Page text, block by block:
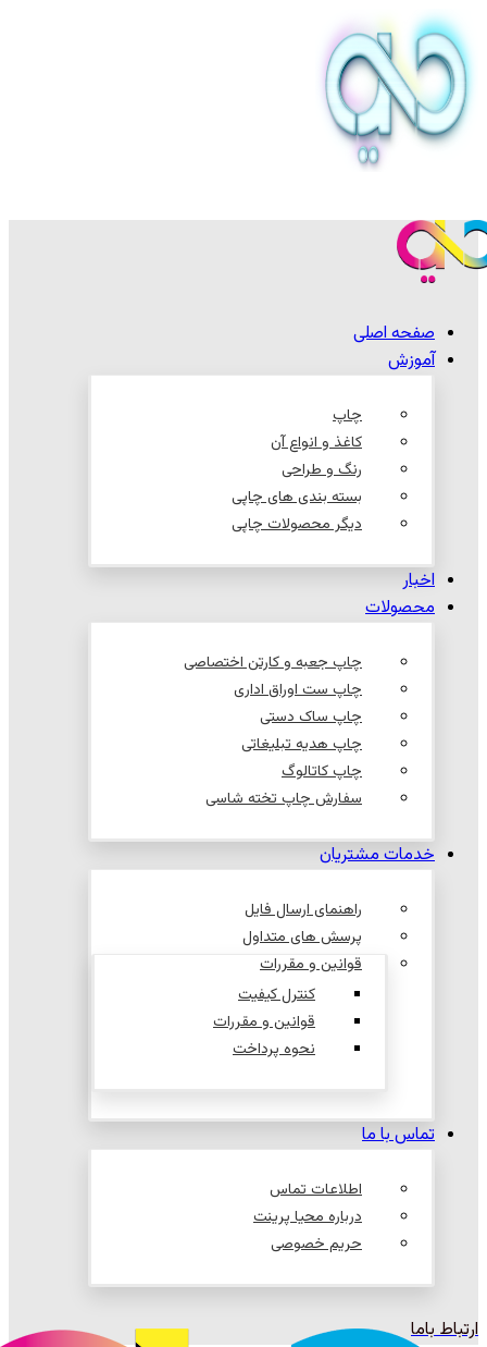
صفحه اصلی
آموزش
چاپ
کاغذ و انواع آن
رنگ و طراحی
بسته بندی های چاپی
دیگر محصولات چاپی
اخبار
محصولات
چاپ جعبه و کارتن اختصاصی
چاپ ست اوراق اداری
چاپ ساک دستی
چاپ هدیه تبلیغاتی
چاپ کاتالوگ
سفارش چاپ تخته شاسی
خدمات مشتریان
راهنمای ارسال فایل
پرسش های متداول
قوانین و مقررات
کنترل کیفیت
قوانین و مقررات
نحوه پرداخت
تماس با ما
اطلاعات تماس
درباره محیا پرینت
حریم خصوصی
ارتباط باما